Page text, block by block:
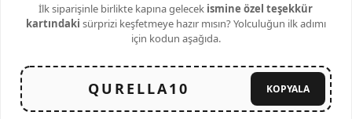
İlk siparişinle birlikte kapına gelecek ismine özel teşekkür
kartındaki sürprizi keşfetmeye hazır mısın? Yolculuğun ilk adımı
için kodun aşağıda.
KOPYALA